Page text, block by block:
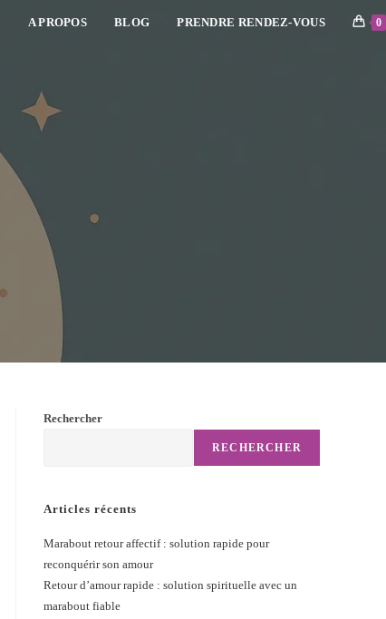
A PROPOS BLOG PRENDRE RENDEZ-VOUS 0
Rechercher
RECHERCHER
Articles récents
Marabout retour affectif : solution rapide pour
reconquérir son amour
Retour d’amour rapide : solution spirituelle avec un
marabout fiable